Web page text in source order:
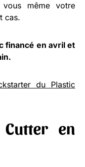
même votre
cas.
financé en avril et
du Plastic
en